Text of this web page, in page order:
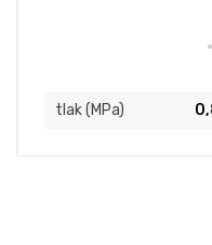
tlak (MPa)